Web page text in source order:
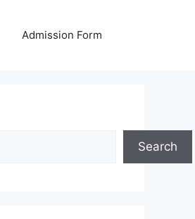
Admission Form
Search